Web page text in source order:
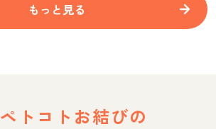
もっと見る
ペトコトお結びの